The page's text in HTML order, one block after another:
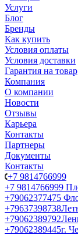
Услуги
Блог
Бренды
Как купить
Условия оплаты
Условия доставки
Гарантия на товар
Компания
О компании
Новости
Отзывы
Карьера
Контакты
Партнеры
Документы
Контакты
+7 9814766999
+7 9814766999
+79062377475
+79637398738
+79062389792
+79062389445г.